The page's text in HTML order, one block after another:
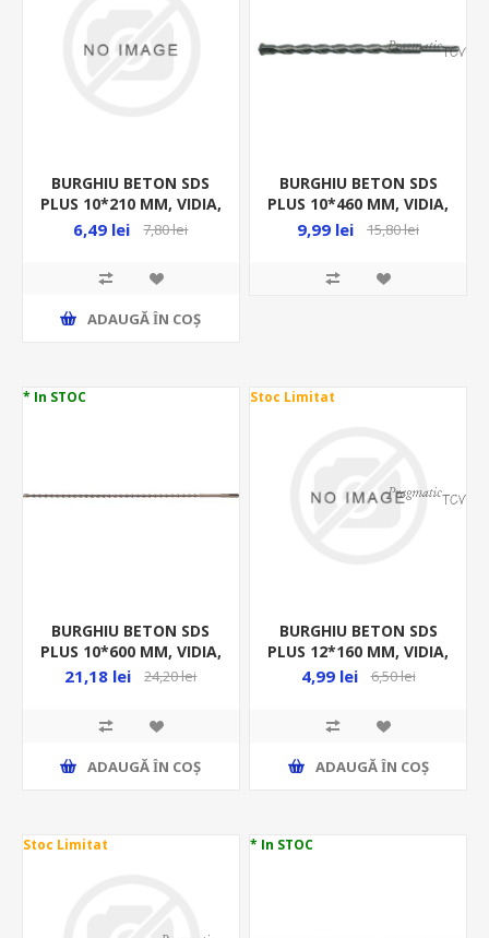
BURGHIU BETON SDS
PLUS 10*210 MM, VIDIA,
23720
6,49 lei 7,80 lei
ADAUGĂ ȊN COŞ
BURGHIU BETON SDS
PLUS 10*460 MM, VIDIA,
23723
9,99 lei 15,80 lei
* In STOC
BURGHIU BETON SDS
PLUS 10*600 MM, VIDIA,
YT-4213
21,18 lei 24,20 lei
ADAUGĂ ȊN COŞ
Stoc Limitat
BURGHIU BETON SDS
PLUS 12*160 MM, VIDIA,
23730
4,99 lei 6,50 lei
ADAUGĂ ȊN COŞ
Stoc Limitat * In STOC